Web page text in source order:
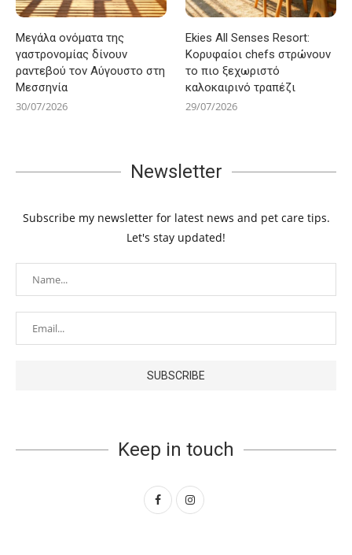
Μεγάλα ονόματα της
γαστρονομίας δίνουν
ραντεβού τον Αύγουστο στη
Μεσσηνία
30/07/2026
Ekies All Senses Resort:
Κορυφαίοι chefs στρώνουν
το πιο ξεχωριστό
καλοκαιρινό τραπέζι
29/07/2026
Newsletter
Subscribe my newsletter for latest news and pet care tips.
Let's stay updated!
Keep in touch